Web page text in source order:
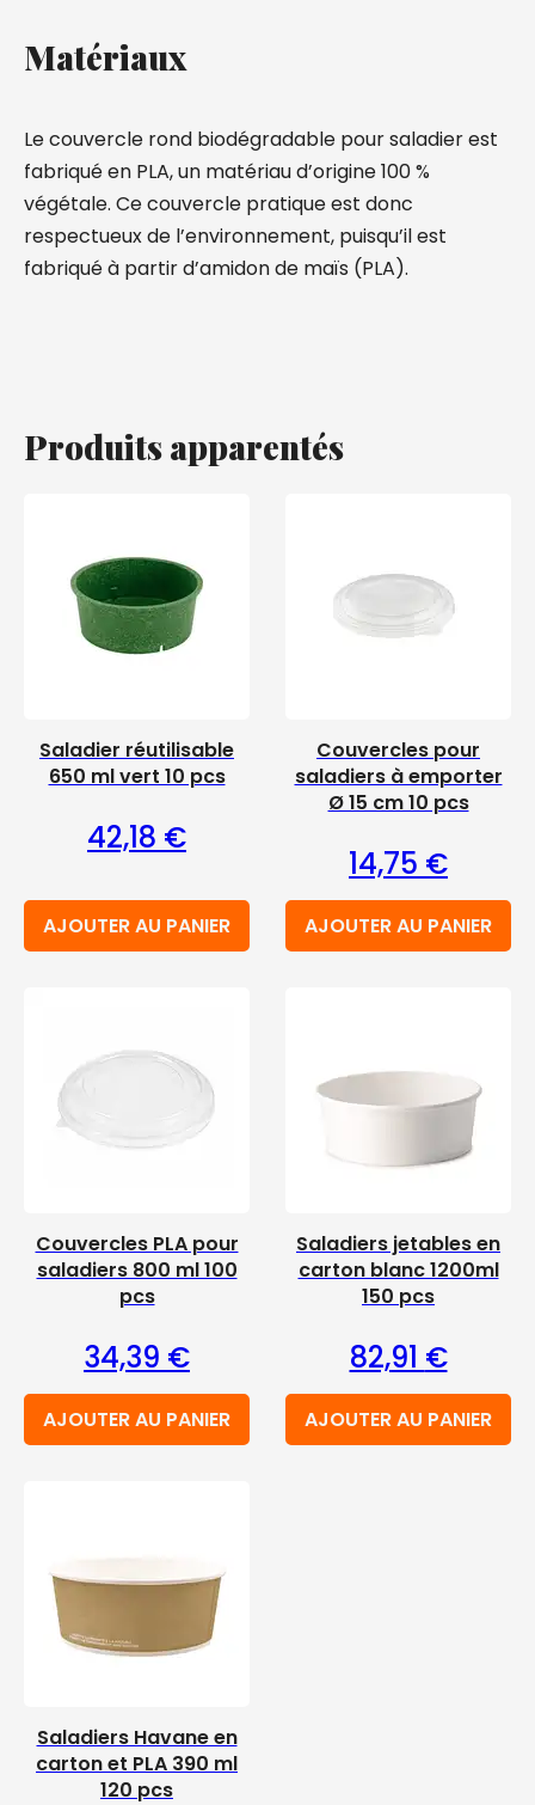
Matériaux
Le couvercle rond biodégradable pour saladier est
fabriqué en PLA, un matériau d’origine 100 %
végétale. Ce couvercle pratique est donc
respectueux de l’environnement, puisqu’il est
fabriqué à partir d’amidon de maïs (PLA).
Produits apparentés
Saladier réutilisable
650 ml vert 10 pcs
42,18 €
AJOUTER AU PANIER
Couvercles pour
saladiers à emporter
Ø 15 cm 10 pcs
14,75 €
AJOUTER AU PANIER
Couvercles PLA pour
saladiers 800 ml 100
pcs
34,39 €
AJOUTER AU PANIER
Saladiers jetables en
carton blanc 1200ml
150 pcs
82,91 €
AJOUTER AU PANIER
Saladiers Havane en
carton et PLA 390 ml
120 pcs